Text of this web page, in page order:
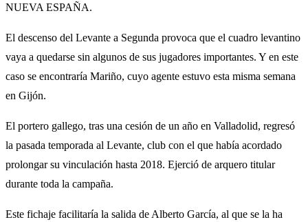
NUEVA ESPAÑA.
El descenso del Levante a Segunda provoca que el cuadro levantino
vaya a quedarse sin algunos de sus jugadores importantes. Y en este
caso se encontraría Mariño, cuyo agente estuvo esta misma semana
en Gijón.
El portero gallego, tras una cesión de un año en Valladolid, regresó
la pasada temporada al Levante, club con el que había acordado
prolongar su vinculación hasta 2018. Ejerció de arquero titular
durante toda la campaña.
Este fichaje facilitaría la salida de Alberto García, al que se la ha